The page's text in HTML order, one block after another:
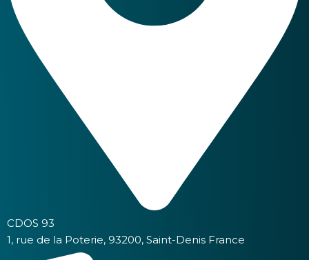
CDOS 93
1, rue de la Poterie, 93200, Saint-Denis France